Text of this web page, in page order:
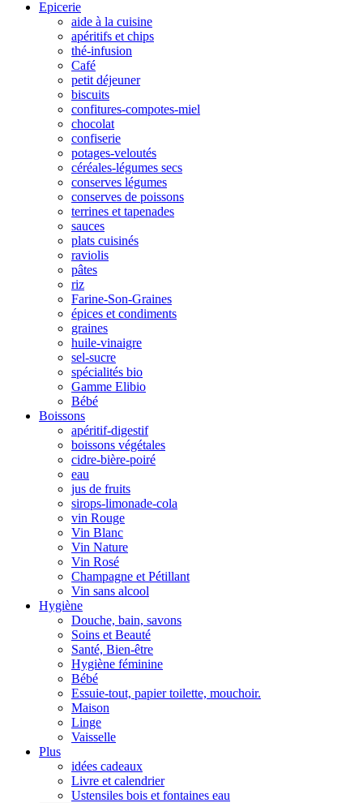
Epicerie
aide à la cuisine
apéritifs et chips
thé-infusion
Café
petit déjeuner
biscuits
confitures-compotes-miel
chocolat
confiserie
potages-veloutés
céréales-légumes secs
conserves légumes
conserves de poissons
terrines et tapenades
sauces
plats cuisinés
raviolis
pâtes
riz
Farine-Son-Graines
épices et condiments
graines
huile-vinaigre
sel-sucre
spécialités bio
Gamme Elibio
Bébé
Boissons
apéritif-digestif
boissons végétales
cidre-bière-poiré
eau
jus de fruits
sirops-limonade-cola
vin Rouge
Vin Blanc
Vin Nature
Vin Rosé
Champagne et Pétillant
Vin sans alcool
Hygiène
Douche, bain, savons
Soins et Beauté
Santé, Bien-être
Hygiène féminine
Bébé
Essuie-tout, papier toilette, mouchoir.
Maison
Linge
Vaisselle
Plus
idées cadeaux
Livre et calendrier
Ustensiles bois et fontaines eau